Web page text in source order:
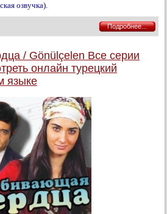
озвучка).
Подробнее...
/ Gönülçelen Все серии
онлайн турецкий
языке